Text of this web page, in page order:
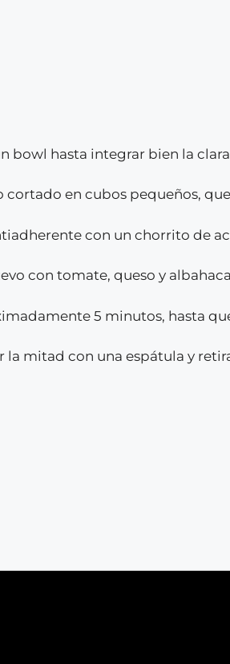
bowl hasta integrar bien la
en cubos pequeños,
con un chorrito de
con tomate, queso y
5 minutos, hasta
la mitad con una espátula y